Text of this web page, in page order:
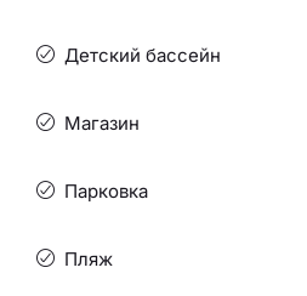
Детский бассейн
Магазин
Парковка
Пляж